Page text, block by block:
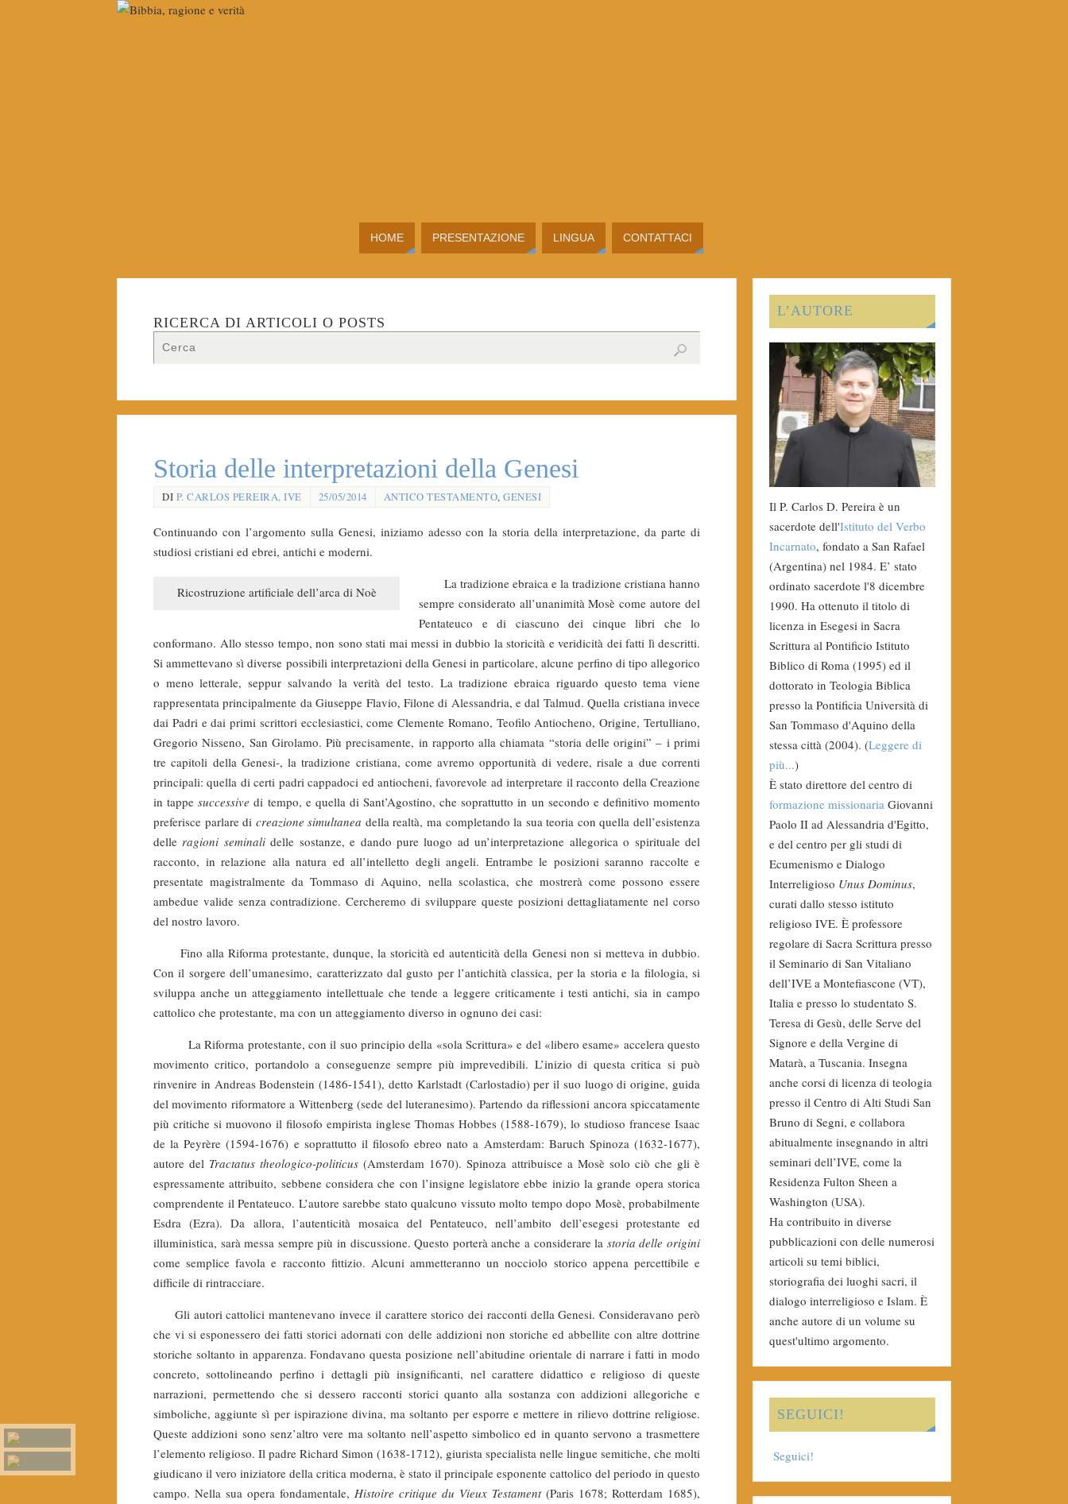
HOME PRESENTAZIONE LINGUA CONTATTACI
RICERCA DI ARTICOLI O POSTS
Storia delle interpretazioni della Genesi
DI P. CARLOS PEREIRA, IVE 25/05/2014 ANTICO TESTAMENTO, GENESI
Continuando con l’argomento sulla Genesi, iniziamo adesso con la storia della interpretazione, da parte di
studiosi cristiani ed ebrei, antichi e moderni.
Ricostruzione artificiale dell’arca di Noè
La tradizione ebraica e la tradizione cristiana hanno
sempre considerato all’unanimità Mosè come autore del
Pentateuco e di ciascuno dei cinque libri che lo
conformano. Allo stesso tempo, non sono stati mai messi in dubbio la storicità e veridicità dei fatti lì descritti.
Si ammettevano sì diverse possibili interpretazioni della Genesi in particolare, alcune perfino di tipo allegorico
o meno letterale, seppur salvando la verità del testo. La tradizione ebraica riguardo questo tema viene
rappresentata principalmente da Giuseppe Flavio, Filone di Alessandria, e dal Talmud. Quella cristiana invece
dai Padri e dai primi scrittori ecclesiastici, come Clemente Romano, Teofilo Antiocheno, Origine, Tertulliano,
Gregorio Nisseno, San Girolamo. Più precisamente, in rapporto alla chiamata “storia delle origini” – i primi
tre capitoli della Genesi-, la tradizione cristiana, come avremo opportunità di vedere, risale a due correnti
principali: quella di certi padri cappadoci ed antiocheni, favorevole ad interpretare il racconto della Creazione
in tappesuccessivedi tempo, e quella di Sant’Agostino, che soprattutto in un secondo e definitivo momento
preferisce parlare di creazione simultanea della realtà, ma completando la sua teoria con quella dell’esistenza
delleragioni seminalidelle sostanze, e dando pure luogo ad un’interpretazione allegorica o spirituale del
racconto, in relazione alla natura ed all’intelletto degli angeli. Entrambe le posizioni saranno raccolte e
presentate magistralmente da Tommaso di Aquino, nella scolastica, che mostrerà come possono essere
ambedue valide senza contradizione. Cercheremo di sviluppare queste posizioni dettagliatamente nel corso
del nostro lavoro.
Fino alla Riforma protestante, dunque, la storicità ed autenticità della Genesi non si metteva in dubbio.
Con il sorgere dell’umanesimo, caratterizzato dal gusto per l’antichità classica, per la storia e la filologia, si
sviluppa anche un atteggiamento intellettuale che tende a leggere criticamente i testi antichi, sia in campo
cattolico che protestante, ma con un atteggiamento diverso in ognuno dei casi:
La Riforma protestante, con il suo principio della «sola Scrittura» e del «libero esame» accelera questo
movimento critico, portandolo a conseguenze sempre più imprevedibili. L’inizio di questa critica si può
rinvenire in Andreas Bodenstein (1486-1541), detto Karlstadt (Carlostadio) per il suo luogo di origine, guida
del movimento riformatore a Wittenberg (sede del luteranesimo). Partendo da riflessioni ancora spiccatamente
più critiche si muovono il filosofo empirista inglese Thomas Hobbes (1588-1679), lo studioso francese Isaac
de la Peyrère (1594-1676) e soprattutto il filosofo ebreo nato a Amsterdam: Baruch Spinoza (1632-1677),
autore del Tractatus theologico-politicus (Amsterdam 1670). Spinoza attribuisce a Mosè solo ciò che gli è
espressamente attribuito, sebbene considera che con l’insigne legislatore ebbe inizio la grande opera storica
comprendente il Pentateuco. L’autore sarebbe stato qualcuno vissuto molto tempo dopo Mosè, probabilmente
Esdra (Ezra). Da allora, l’autenticità mosaica del Pentateuco, nell’ambito dell’esegesi protestante ed
illuministica, sarà messa sempre più in discussione. Questo porterà anche a considerare la storia delle origini
come semplice favola e racconto fittizio. Alcuni ammetteranno un nocciolo storico appena percettibile e
difficile di rintracciare.
Gli autori cattolici mantenevano invece il carattere storico dei racconti della Genesi. Consideravano però
che vi si esponessero dei fatti storici adornati con delle addizioni non storiche ed abbellite con altre dottrine
storiche soltanto in apparenza. Fondavano questa posizione nell’abitudine orientale di narrare i fatti in modo
concreto, sottolineando perfino i dettagli più insignificanti, nel carattere didattico e religioso di queste
narrazioni, permettendo che si dessero racconti storici quanto alla sostanza con addizioni allegoriche e
simboliche, aggiunte sì per ispirazione divina, ma soltanto per esporre e mettere in rilievo dottrine religiose.
Queste addizioni sono senz’altro vere ma soltanto nell’aspetto simbolico ed in quanto servono a trasmettere
l’elemento religioso. Il padre Richard Simon (1638-1712), giurista specialista nelle lingue semitiche, che molti
giudicano il vero iniziatore della critica moderna, è stato il principale esponente cattolico del periodo in questo
campo. Nella sua opera fondamentale, Histoire critique du Vieux Testament(Paris 1678; Rotterdam 1685),
L’AUTORE
Il P. Carlos D. Pereira è un
sacerdote dell'Istituto del Verbo
Incarnato, fondato a San Rafael
(Argentina) nel 1984. E’ stato
ordinato sacerdote l'8 dicembre
1990. Ha ottenuto il titolo di
licenza in Esegesi in Sacra
Scrittura al Pontificio Istituto
Biblico di Roma (1995) ed il
dottorato in Teologia Biblica
presso la Pontificia Università di
San Tommaso d'Aquino della
stessa città (2004). (Leggere di
più...)
È stato direttore del centro di
formazione missionaria Giovanni
Paolo II ad Alessandria d'Egitto,
e del centro per gli studi di
Ecumenismo e Dialogo
Interreligioso Unus Dominus,
curati dallo stesso istituto
religioso IVE. È professore
regolare di Sacra Scrittura presso
il Seminario di San Vitaliano
dell’IVE a Montefiascone (VT),
Italia e presso lo studentato S.
Teresa di Gesù, delle Serve del
Signore e della Vergine di
Matarà, a Tuscania. Insegna
anche corsi di licenza di teologia
presso il Centro di Alti Studi San
Bruno di Segni, e collabora
abitualmente insegnando in altri
seminari dell’IVE, come la
Residenza Fulton Sheen a
Washington (USA).
Ha contribuito in diverse
pubblicazioni con delle numerosi
articoli su temi biblici,
storiografia dei luoghi sacri, il
dialogo interreligioso e Islam. È
anche autore di un volume su
quest'ultimo argomento.
SEGUICI!
Seguici!